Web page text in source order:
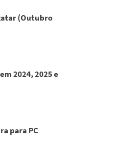
(Outubro
2024, 2025 e
para PC